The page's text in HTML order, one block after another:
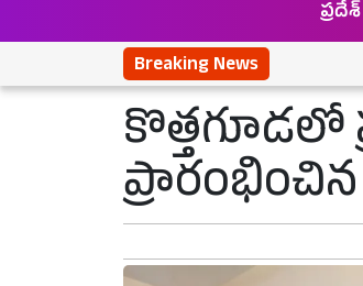
ప్రదేశ్
Breaking News
కొత్తగూడలో
ప్రారంభించిన